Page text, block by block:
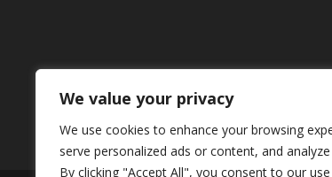
We value your privacy
We use cookies to enhance your browsing
serve personalized ads or content, and
By clicking "Accept All", you consent to our